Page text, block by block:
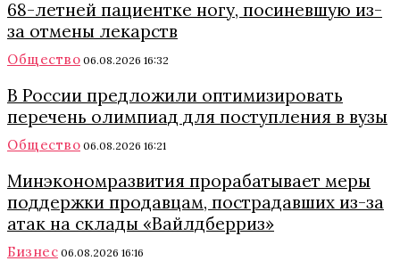
68-летней пациентке ногу, посиневшую из-
за отмены лекарств
Общество 06.08.2026 16:32
В России предложили оптимизировать
перечень олимпиад для поступления в вузы
Общество 06.08.2026 16:21
Минэкономразвития прорабатывает меры
поддержки продавцам, пострадавших из-за
атак на склады «Вайлдберриз»
Бизнес 06.08.2026 16:16